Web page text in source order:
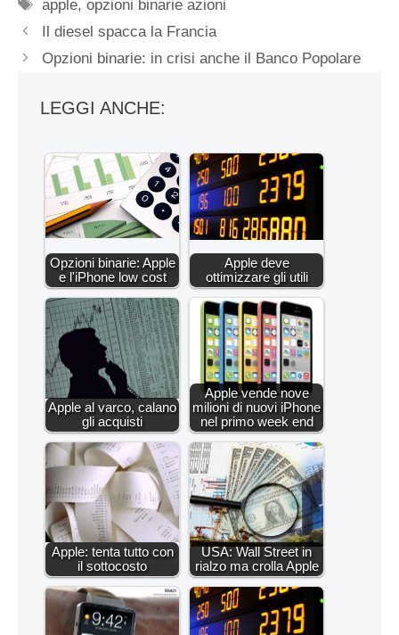
apple,opzioni binarie azioni
Il diesel spacca la Francia
Opzioni binarie: in crisi anche il Banco Popolare
LEGGI ANCHE:
Opzioni binarie: Apple
e l'iPhone low cost
Apple deve
ottimizzare gli utili
Apple al varco, calano
gli acquisti
Apple vende nove
milioni di nuovi iPhone
nel primo week end
Apple: tenta tutto con
il sottocosto
USA: Wall Street in
rialzo ma crolla Apple